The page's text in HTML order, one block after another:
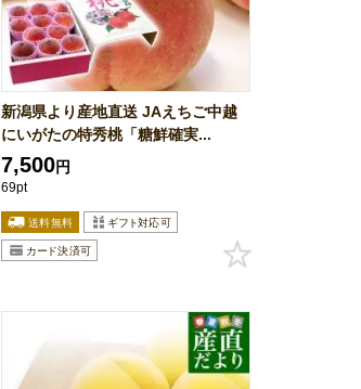
新潟県より産地直送 JAえちご中越
にいがたの特秀桃「糖鮮確実...
7,500円
69pt